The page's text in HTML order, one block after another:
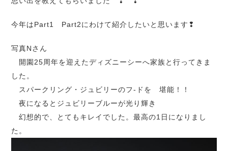
今年はPart1 Part2にわけて紹介したいと思います❢
写真Nさん
開園25周年を迎えたディズニーシーへ家族と行ってきま
した。
スパークリング・ジュビリーのフ-ドを 堪能！！
夜になるとジュビリーブルーが光り輝き
幻想的で、とてもキレイでした。最高の1日になりまし
た。